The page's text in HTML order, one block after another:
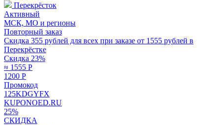
Перекрёсток
Активный
МСК, МО и регионы
Повторный заказ
Скидка 355 рублей для всех при заказе от 1555 рублей в
Перекрёстке
Скидка 23%
≈ 1555 Р
1200 Р
Промокод
125KDGYFX
KUPONOED.RU
25%
СКИДКА